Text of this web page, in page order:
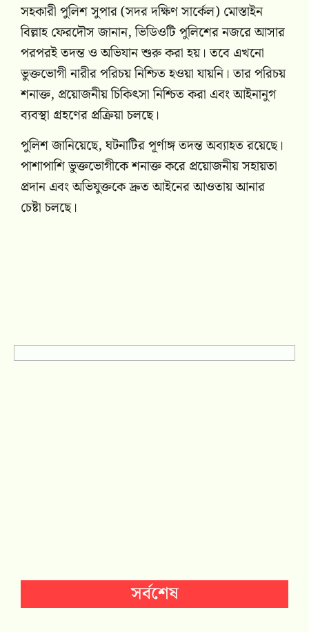
সহকারী পুলিশ সুপার (সদর দক্ষিণ সার্কেল) মোস্তাইন
বিল্লাহ ফেরদৌস জানান, ভিডিওটি পুলিশের নজরে আসার
পরপরই তদন্ত ও অভিযান শুরু করা হয়। তবে এখনো
ভুক্তভোগী নারীর পরিচয় নিশ্চিত হওয়া যায়নি। তার পরিচয়
শনাক্ত, প্রয়োজনীয় চিকিৎসা নিশ্চিত করা এবং আইনানুগ
ব্যবস্থা গ্রহণের প্রক্রিয়া চলছে।
পুলিশ জানিয়েছে, ঘটনাটির পূর্ণাঙ্গ তদন্ত অব্যাহত রয়েছে।
পাশাপাশি ভুক্তভোগীকে শনাক্ত করে প্রয়োজনীয় সহায়তা
প্রদান এবং অভিযুক্তকে দ্রুত আইনের আওতায় আনার
চেষ্টা চলছে।
সর্বশেষ